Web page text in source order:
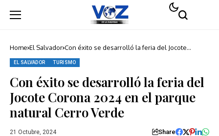
Home El Salvador Con éxito se desarrolló la feria del Jocote
EL SALVADOR TURISMO
Con éxito se desarrolló la feria del
Jocote Corona 2024 en el parque
natural Cerro Verde
21 Octubre, 2024 Share